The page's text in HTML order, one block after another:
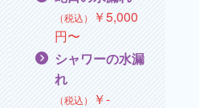
（税込） ￥5,000
円〜
シャワーの水漏
れ
（税込） ￥‐